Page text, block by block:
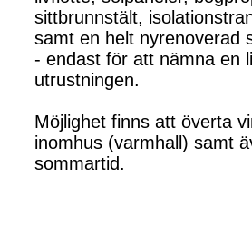
sittbrunnstält,
samt en helt nyrenoverad
- endast för att nämna en
utrustningen.
Möjlighet finns att överta
inomhus (varmhall) samt
sommartid.